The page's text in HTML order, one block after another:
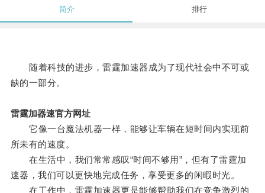
简介 排行
随着科技的进步，雷霆加速器成为了现代社会中不可或
缺的一部分。
雷霆加器速官方网址
它像一台魔法机器一样，能够让车辆在短时间内实现前
所未有的速度。
在生活中，我们常常感叹“时间不够用”，但有了雷霆加
速器，我们可以更快地完成任务，享受更多的闲暇时光。
在工作中，雷霆加速器更是能够帮助我们在竞争激烈的